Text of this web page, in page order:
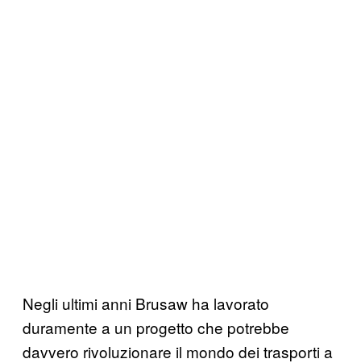
Negli ultimi anni Brusaw ha lavorato
duramente a un progetto che potrebbe
davvero rivoluzionare il mondo dei trasporti a